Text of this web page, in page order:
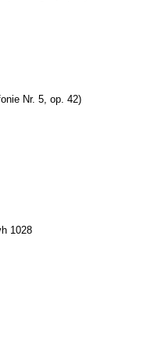
Nr. 5, op. 42)
1028